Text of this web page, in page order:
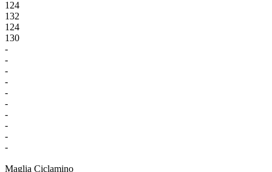
124
132
124
130
-
-
-
-
-
-
-
-
-
-
Maglia Ciclamino